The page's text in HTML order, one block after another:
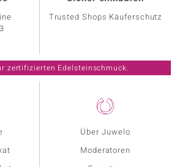
Über Juwelo
Moderatoren
Trusted Shops Käuferschutz
zertifizierten Edelsteinschmuck.